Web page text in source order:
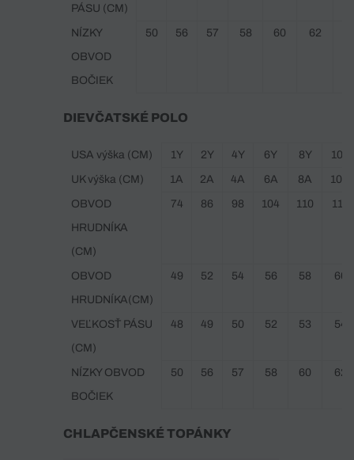
PÁSU (CM)
NÍZKY
OBVOD
BOČIEK
50 56 57 58 60 62
DIEVČATSKÉ POLO
USA výška (CM) 1Y 2Y 4Y 6Y 8Y 10Y
UK výška (CM) 1A 2A 4A 6A 8A 10A
OBVOD
HRUDNÍKA
(CM)
74 86 98 104 110 116
OBVOD
HRUDNÍKA(CM)
49 52 54 56 58 60
VEĽKOSŤ PÁSU
(CM)
48 49 50 52 53 54
NÍZKY OBVOD
BOČIEK
50 56 57 58 60 62
CHLAPČENSKÉ TOPÁNKY